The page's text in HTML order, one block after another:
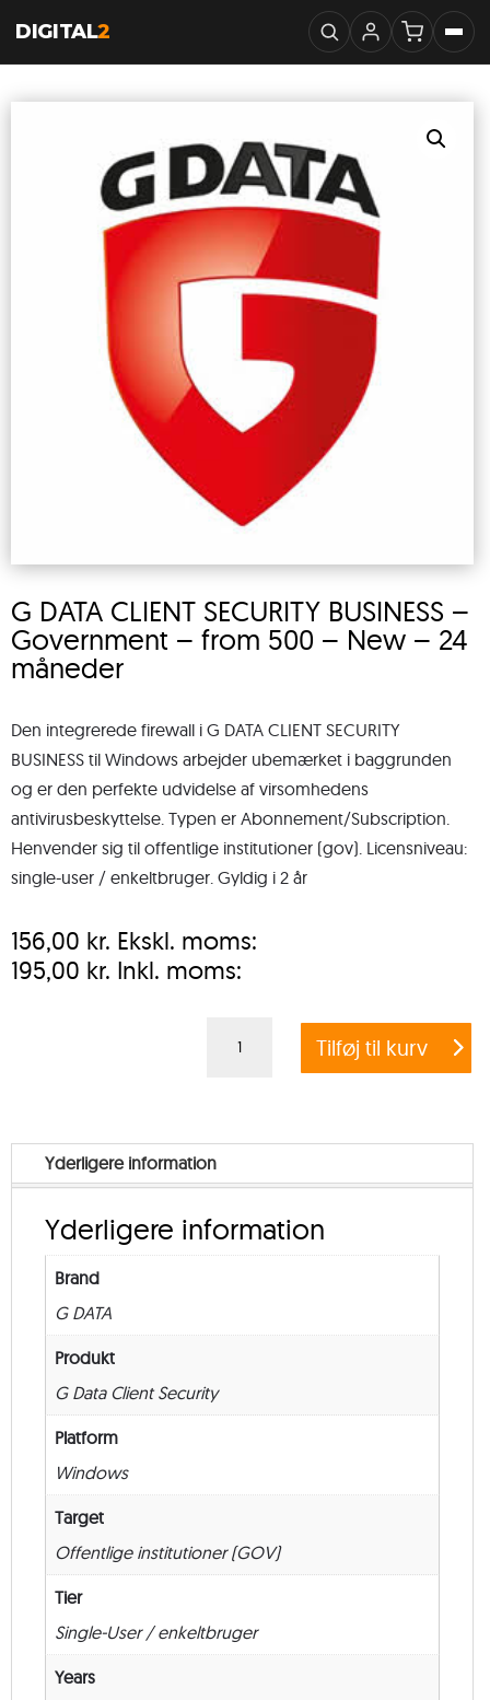
DIGITAL2
G DATA CLIENT SECURITY BUSINESS –
Government – from 500 – New – 24
måneder
Den integrerede firewall i G DATA CLIENT SECURITY
BUSINESS til Windows arbejder ubemærket i baggrunden
og er den perfekte udvidelse af virsomhedens
antivirusbeskyttelse. Typen er Abonnement/Subscription.
Henvender sig til offentlige institutioner (gov). Licensniveau:
single-user / enkeltbruger. Gyldig i 2 år
156,00 kr. Ekskl. moms:
195,00 kr. Inkl. moms:
BUSINESS
–
–
–
24
Tilføj til kurv
Yderligere information
Yderligere information
Brand
G DATA
Produkt
G Data Client Security
Platform
Windows
Target
Offentlige institutioner (GOV)
Tier
Single-User / enkeltbruger
Years